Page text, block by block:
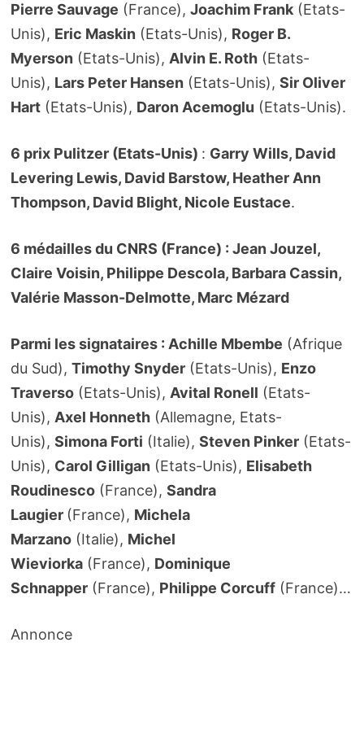
Pierre Sauvage (France), Joachim Frank(Etats-
Unis), Eric Maskin (Etats-Unis), Roger B.
Myerson (Etats-Unis), Alvin E. Roth(Etats-
Unis), Lars Peter Hansen (Etats-Unis), Sir Oliver
Hart(Etats-Unis), Daron Acemoglu (Etats-Unis).
6 prix Pulitzer (Etats-Unis) : Garry Wills, David
Levering Lewis, David Barstow, Heather Ann
Thompson, David Blight, Nicole Eustace.
6 médailles du CNRS (France) : Jean Jouzel,
Claire Voisin, Philippe Descola, Barbara Cassin,
Valérie Masson-Delmotte, Marc Mézard
Parmi les signataires : Achille Mbembe (Afrique
du Sud), Timothy Snyder(Etats-Unis), Enzo
Traverso(Etats-Unis), Avital Ronell (Etats-
Unis), Axel Honneth(Allemagne, Etats-
Unis), Simona Forti (Italie), Steven Pinker(Etats-
Unis), Carol Gilligan (Etats-Unis), Elisabeth
Roudinesco(France), Sandra
Laugier (France), Michela
Marzano(Italie), Michel
Wieviorka(France), Dominique
Schnapper(France), Philippe Corcuff(France)…
Annonce